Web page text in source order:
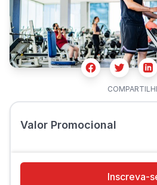
FacebookTwitter
Valor Promocional
Inscreva-